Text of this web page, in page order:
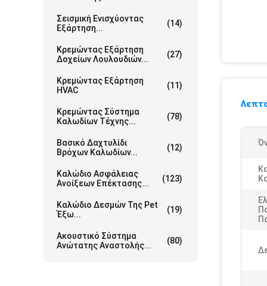
Σεισμική Ενισχύοντας
Εξάρτηση...
(14)
Κρεμώντας Εξάρτηση
Δοχείων Λουλουδιών...
(27)
Κρεμώντας Εξάρτηση
HVAC
(11)
Κρεμώντας Σύστημα
Καλωδίων Τέχνης...
(78)
Βασικό Δαχτυλίδι
Βρόχων Καλωδίων...
(12)
Καλώδιο Ασφάλειας
Ανοίξεων Επέκτασης...
(123)
Καλώδιο Δεσμών Της Pet
Έξω...
(19)
Ακουστικό Σύστημα
Ανώτατης Αναστολής...
(80)